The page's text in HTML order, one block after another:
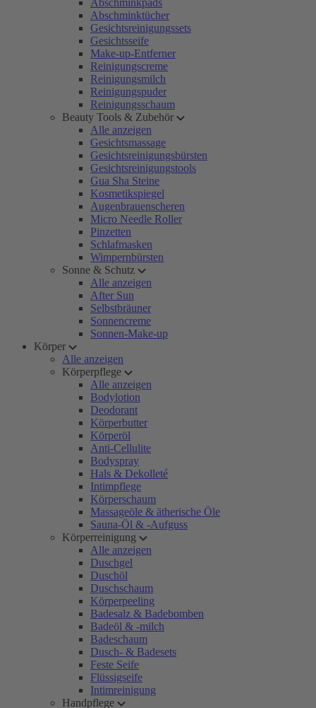
Abschminkpads
Abschminktücher
Gesichtsreinigungssets
Gesichtsseife
Make-up-Entferner
Reinigungscreme
Reinigungsmilch
Reinigungspuder
Reinigungsschaum
Beauty Tools & Zubehör
Alle anzeigen
Gesichtsmassage
Gesichtsreinigungsbürsten
Gesichtsreinigungstools
Gua Sha Steine
Kosmetikspiegel
Augenbrauenscheren
Micro Needle Roller
Pinzetten
Schlafmasken
Wimpernbürsten
Sonne & Schutz
Alle anzeigen
After Sun
Selbstbräuner
Sonnencreme
Sonnen-Make-up
Körper
Alle anzeigen
Körperpflege
Alle anzeigen
Bodylotion
Deodorant
Körperbutter
Körperöl
Anti-Cellulite
Bodyspray
Hals & Dekolleté
Intimpflege
Körperschaum
Massageöle & ätherische Öle
Sauna-Öl & -Aufguss
Körperreinigung
Alle anzeigen
Duschgel
Duschöl
Duschschaum
Körperpeeling
Badesalz & Badebomben
Badeöl & -milch
Badeschaum
Dusch- & Badesets
Feste Seife
Flüssigseife
Intimreinigung
Handpflege